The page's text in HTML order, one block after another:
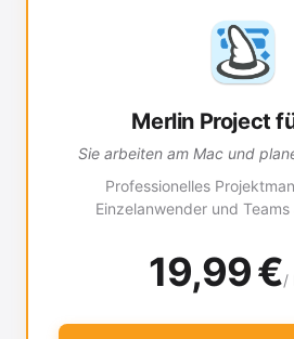
Merlin Project
Sie arbeiten am Mac und
Professionelles
Einzelanwender und
19,99 €/